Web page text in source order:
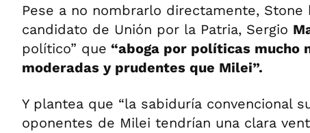
Pese a no nombrarlo directamente, Stone
candidato de Unión por la Patria, Sergio
político” que “aboga por políticas mucho
moderadas y prudentes que Milei”.
Y plantea que “la sabiduría convencional
oponentes de Milei tendrían una clara